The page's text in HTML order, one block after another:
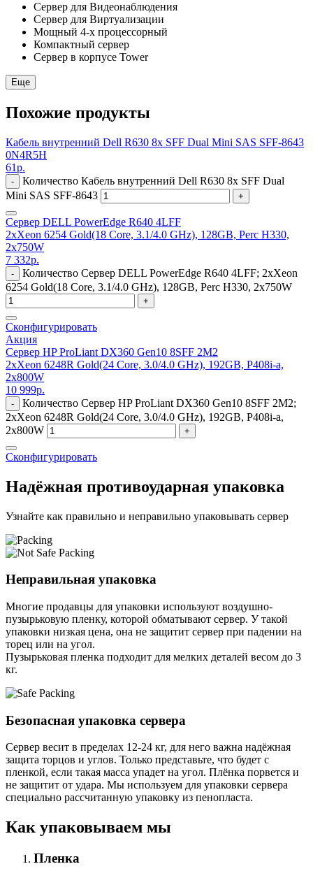
Сервер для Видеонаблюдения
Сервер для Виртуализации
Мощный 4-х процессорный
Компактный сервер
Сервер в корпусе Tower
Еще
Похожие продукты
Кабель внутренний Dell R630 8x SFF Dual Mini SAS SFF-8643
0N4R5H
61р.
-
Количество Кабель внутренний Dell R630 8x SFF Dual
Mini SAS SFF-8643
+
Сервер DELL PowerEdge R640 4LFF
2xXeon 6254 Gold(18 Core, 3.1/4.0 GHz), 128GB, Perc H330,
2x750W
7 332р.
-
Количество Сервер DELL PowerEdge R640 4LFF; 2xXeon
6254 Gold(18 Core, 3.1/4.0 GHz), 128GB, Perc H330, 2x750W
+
Сконфигурировать
Акция
Сервер HP ProLiant DX360 Gen10 8SFF 2M2
2xXeon 6248R Gold(24 Core, 3.0/4.0 GHz), 192GB, P408i-a,
2x800W
10 999р.
-
Количество Сервер HP ProLiant DX360 Gen10 8SFF 2M2;
2xXeon 6248R Gold(24 Core, 3.0/4.0 GHz), 192GB, P408i-a,
2x800W
+
Сконфигурировать
Надёжная противоударная упаковка
Узнайте как правильно и неправильно упаковывать сервер
Неправильная упаковка
Многие продавцы для упаковки используют воздушно-
пузырьковую пленку, которой обматывают сервер. У такой
упаковки низкая цена, она не защитит сервер при падении на
торец или на угол.
Пузырьковая пленка подходит для мелких деталей весом до 3
кг.
Безопасная упаковка сервера
Сервер весит в пределах 12-24 кг, для него важна надёжная
защита торцов и углов. Только представьте, что будет с
пленкой, если такая масса упадет на угол. Плёнка порвется и
не защитит от удара. Мы используем для упаковки сервера
специально расcчитанную упаковку из пенопласта.
Как упаковываем мы
Пленка